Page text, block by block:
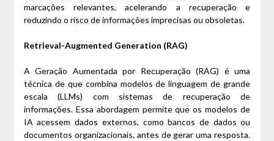
marcações relevantes, acelerando a recuperação e
reduzindo o risco de informações imprecisas ou obsoletas.
Retrieval-Augmented Generation (RAG)
A Geração Aumentada por Recuperação (RAG) é uma
técnica de que combina modelos de linguagem de grande
escala (LLMs) com sistemas de recuperação de
informações. Essa abordagem permite que os modelos de
IA acessem dados externos, como bancos de dados ou
documentos organizacionais, antes de gerar uma resposta.